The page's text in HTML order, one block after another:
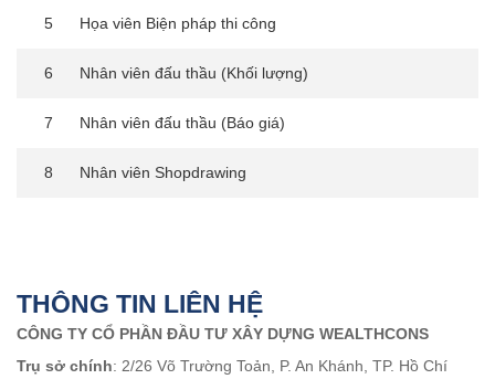
5 Họa viên Biện pháp thi công
6 Nhân viên đấu thầu (Khối lượng)
7 Nhân viên đấu thầu (Báo giá)
8 Nhân viên Shopdrawing
THÔNG TIN LIÊN HỆ
CÔNG TY CỔ PHẦN ĐẦU TƯ XÂY DỰNG WEALTHCONS
Trụ sở chính: 2/26 Võ Trường Toản, P. An Khánh, TP. Hồ Chí